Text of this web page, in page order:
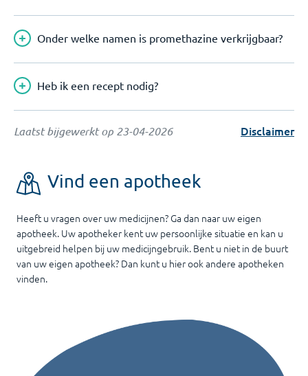
Onder welke namen is promethazine verkrijgbaar?
Heb ik een recept nodig?
Laatst bijgewerkt op 23-04-2026 Disclaimer
Vind een apotheek
Heeft u vragen over uw medicijnen? Ga dan naar uw eigen
apotheek. Uw apotheker kent uw persoonlijke situatie en kan u
uitgebreid helpen bij uw medicijngebruik. Bent u niet in de buurt
van uw eigen apotheek? Dan kunt u hier ook andere apotheken
vinden.